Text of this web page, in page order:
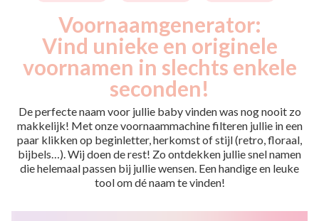
Voornaamgenerator:
Vind unieke en originele
voornamen in slechts enkele
seconden!
De perfecte naam voor jullie baby vinden was nog nooit zo
makkelijk! Met onze voornaammachine filteren jullie in een
paar klikken op beginletter, herkomst of stijl (retro, floraal,
bijbels…). Wij doen de rest! Zo ontdekken jullie snel namen
die helemaal passen bij jullie wensen. Een handige en leuke
tool om dé naam te vinden!